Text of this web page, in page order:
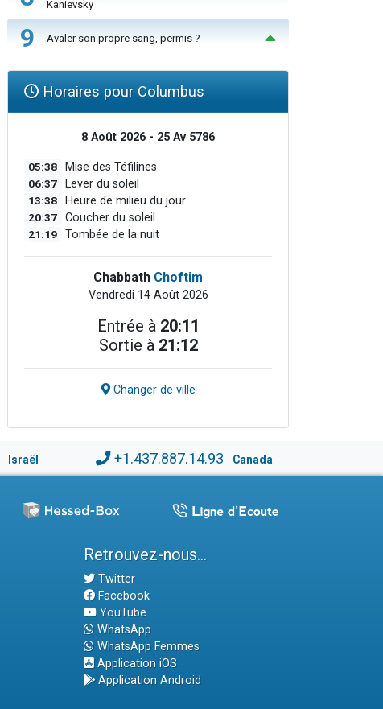
Kanievsky
9 Avaler son propre sang, permis ?
Horaires pour Columbus
8 Août 2026 - 25 Av 5786
05:38 Mise des Téfilines
06:37 Lever du soleil
13:38 Heure de milieu du jour
20:37 Coucher du soleil
21:19 Tombée de la nuit
Chabbath Choftim
Vendredi 14 Août 2026
Entrée à 20:11
Sortie à 21:12
Changer de ville
Israël +1.437.887.14.93 Canada
Retrouvez-nous...
Twitter
Facebook
YouTube
WhatsApp
WhatsApp Femmes
Application iOS
Application Android